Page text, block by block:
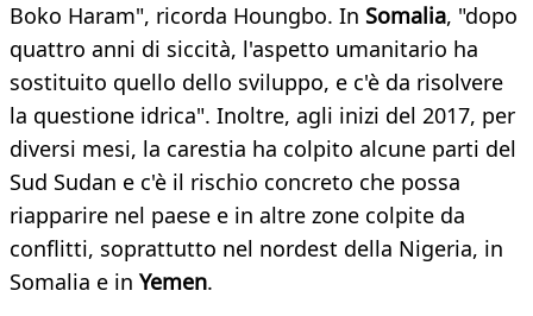
Boko Haram", ricorda Houngbo. In Somalia, "dopo
quattro anni di siccità, l'aspetto umanitario ha
sostituito quello dello sviluppo, e c'è da risolvere
la questione idrica". Inoltre, agli inizi del 2017, per
diversi mesi, la carestia ha colpito alcune parti del
Sud Sudan e c'è il rischio concreto che possa
riapparire nel paese e in altre zone colpite da
conflitti, soprattutto nel nordest della Nigeria, in
Somalia e in Yemen.